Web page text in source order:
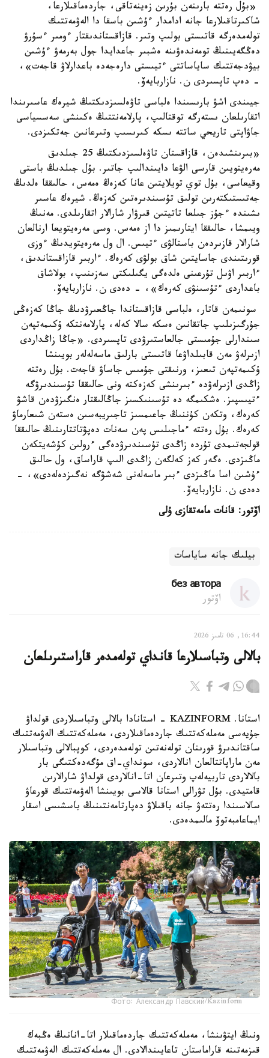
«بۇل رەتتە بارىنەن بۇرىن زەينەتاقى، جاردەماقىلارعا،
شاكىرتاقىلارعا جانە ادامدار ءۇشىن باسقا دا الەۋمەتتىك
تولەمدەرگە قاتىستى بولىپ وتىر. قازاقستاندىقتار ءومىر ءسۇرۋ
دەڭگەيىنىڭ تومەندەۋىنە ەشبىر جاعدايدا جول بەرمەۋ ءۇشىن
بيۋدجەتتىك ساياساتتى ءتيىستى دارەجەدە باعدارلاۋ قاجەت»،
- دەپ تاپسىردى ن. نازاربايەۆ.
جيىندى اشۋ بارىسىندا ەلباسى تاۋەلسىزدىكتىڭ شيرەك عاسىرىندا
اتقارىلعان ىستەرگە توقتالىپ، پارلامەنتتىڭ ەكىنشى سەسسياسى
جاۋاپتى تاريحي ساتتە ىسكە كىرىسىپ وتىرعانىن جەتكىزدى.
«بىرىنشىدەن، قازاقستان تاۋەلسىزدىكتىڭ 25 جىلدىق
مەرەيتويىن قارسى الۋعا دايىندالىپ جاتىر. بۇل جىلدىڭ باستى
وقيعاسى، بۇل توي تويلايتىن عانا كەزەڭ ەمەس، حالىققا ەلدىڭ
جەتىستىكتەرىن تولىق تۇسىندىرەتىن كەزەڭ. شيرەك عاسىر
ىشىندە ءجۇز جىلعا تاتيتىن قىرۋار شارالار اتقارىلدى. مەنىڭ
ويىمشا، حالىققا ايتارىمىز دا از ەمەس. وسى مەرەيتويعا ارنالعان
شارالار قازىردەن باستالۋى ءتيىس. ال ول مەرەيتويدىڭ ءوزى
قورىتىندى جاسايتىن شاق بولۋى كەرەك. ءاربىر قازاقستاندىق،
ءاربىر اۋىل تۇرعىنى ەلدەگى يگىلىكتى سەزىنىپ، بولاشاق
باعداردى ءتۇسىنۋى كەرەك»، - دەدى ن. نازاربايەۆ.
سونىمەن قاتار، ەلباسى قازاقستاندا جاڭعىرۋدىڭ جاڭا كەزەڭى
جۇرگىزىلىپ جاتقانىن ەسكە سالا كەلە، پارلامەنتكە ۇكىمەتپەن
سىندارلى جۇمىستى جالعاستىرۋدى تاپسىردى. «جاڭا زاڭداردى
ازىرلەۋ مەن قابىلداۋعا قاتىستى بارلىق ماسەلەلەر بويىنشا
ۇكىمەتپەن تىعىز، ورنىقتى جۇمىس جاساۋ قاجەت. بۇل رەتتە
زاڭدى ازىرلەۋدە ءبىرىنشى كەزەكتە ونى حالىققا تۇسىندىرۋگە
ءتيىسپىز. ەشكىمگە دە تۇسىنىكسىز جاڭالىقتار ەنگىزۋدەن قاشۋ
كەرەك، وتكەن كۇننىڭ جاعىمسىز تاجىريبەسىن ەستەن شىعارماۋ
كەرەك. بۇل رەتتە ءماجىلىس پەن سەنات دەپۋتاتتارىنىڭ حالىققا
قولجەتىمدى تۇردە زاڭدى تۇسىندىرۋدەگى ءرولىن كۇشەيتكەن
ماڭىزدى. ەگەر كەز كەلگەن زاڭدى الىپ قاراساق، ول حالىق
ءۇشىن اسا ماڭىزدى ءبىر ماسەلەنى شەشۋگە نەگىزدەلەدى»، -
دەدى ن. نازاربايەۆ.
اۆتور: قانات مامەتقازى ۇلى
بيلىك جانە ساياسات
без автора
اۆتور
16:44, 06 تامىز 2026
بالالى وتباسىلارعا قانداي تولەمدەر قاراستىرىلعان
استانا. KAZINFORM - استانادا بالالى وتباسىلاردى قولداۋ
جۇيەسى مەملەكەتتىك جاردەماقىلاردى، مەملەكەتتىك الەۋمەتتىك
ساقتاندىرۋ قورىنان تولەنەتىن تولەمدەردى، كوپبالالى وتباسىلار
مەن ماراپاتتالعان انالاردى، سونداي-اق مۇگەدەكتىگى بار
بالالاردى تاربيەلەپ وتىرعان اتا-انالاردى قولداۋ شارالارىن
قامتيدى. بۇل تۋرالى استانا قالاسى بويىنشا الەۋمەتتىك قورعاۋ
سالاسىندا رەتتەۋ جانە باقىلاۋ دەپارتامەنتىنىڭ باسشىسى اسقار
ايماعامبەتوۆ مالىمدەدى.
Фото: Александр Павский/Kazinform
ونىڭ ايتۋىنشا، مەملەكەتتىك جاردەماقىلار اتا-انانىڭ ەڭبەك
قىزمەتىنە قاراماستان تاعايىندالادى. ال مەملەكەتتىك الەۋمەتتىك